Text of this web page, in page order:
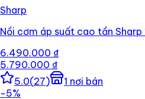
Sharp
Nồi cơm áp suất cao tần Sharp
6.490.000 ₫
5.790.000 ₫
5.0(27) 1 nơi bán
−5%